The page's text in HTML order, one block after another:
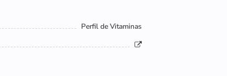
Perfil de Vitaminas